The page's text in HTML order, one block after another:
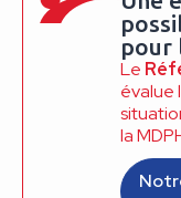
pour
Le
évalue
la